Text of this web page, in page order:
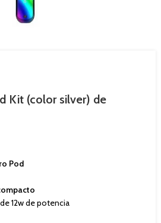
Kit (color silver) de
Pod
de 12w de potencia